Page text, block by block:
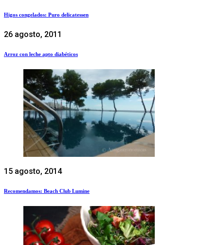
Higos congelados: Puro delicatessen
26 agosto, 2011
Arroz con leche apto diabéticos
15 agosto, 2014
Recomendamos: Beach Club Lumine